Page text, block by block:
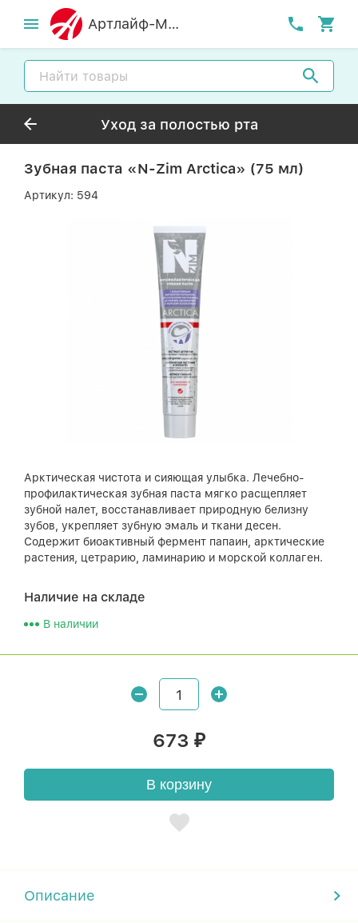
Артлайф-MСК
Уход за полостью рта
Зубная паста «N-Zim Arctica» (75 мл)
Артикул: 594
Арктическая чистота и сияющая улыбка. Лечебно-
профилактическая зубная паста мягко расщепляет
зубной налет, восстанавливает природную белизну
зубов, укрепляет зубную эмаль и ткани десен.
Содержит биоактивный фермент папаин, арктические
растения, цетрарию, ламинарию и морской коллаген.
Наличие на складе
В наличии
673 ₽
В корзину
Описание